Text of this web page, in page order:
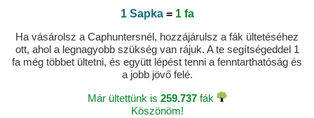
1 Sapka= 1 fa
Ha vásárolsz a Caphuntersnél, hozzájárulsz a fák ültetéséhez
ott, ahol a legnagyobb szükség van rájuk. A te segítségeddel 1
fa még többet ültetni, és együtt lépést tenni a fenntarthatóság és
a jobb jövő felé.
Már ültettünk is 259.737fák
Köszönöm!